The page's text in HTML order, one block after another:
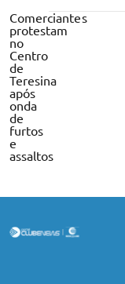
Comerciantes
protestam
no
Centro
de
Teresina
após
onda
de
furtos
e
assaltos